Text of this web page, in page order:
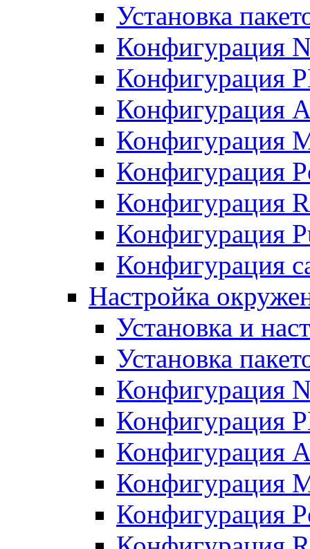
Установка
Конфигурация
Конфигурация
Конфигурация
Конфигурация
Конфигурация
Конфигурация
Конфигурация
Конфигурация
Настройка
Установка и
Установка
Конфигурация
Конфигурация
Конфигурация
Конфигурация
Конфигурация